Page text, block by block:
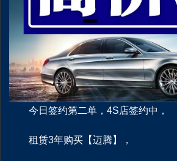
今日签约第‬二单，4S店签约中，
租赁3年购买【迈腾】，